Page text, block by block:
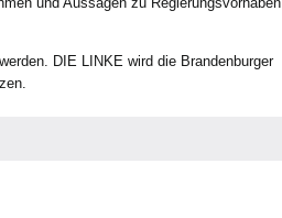
DIE LINKE wird die Brandenburger